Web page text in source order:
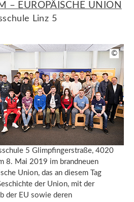
– EUROPÄISCHE UNION
Linz 5
5 Glimpfingerstraße, 4020
8. Mai 2019 im brandneuen
Union, das an diesem Tag
der Union, mit der
der EU sowie deren
©